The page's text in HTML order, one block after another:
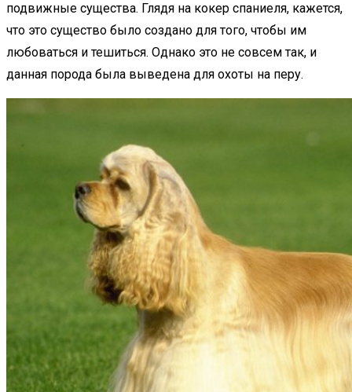
подвижные существа. Глядя на кокер спаниеля, кажется,
что это существо было создано для того, чтобы им
любоваться и тешиться. Однако это не совсем так, и
данная порода была выведена для охоты на перу.